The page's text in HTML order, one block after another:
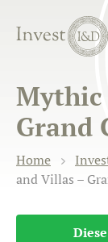
Mythic
Grand
Home
and Villas –